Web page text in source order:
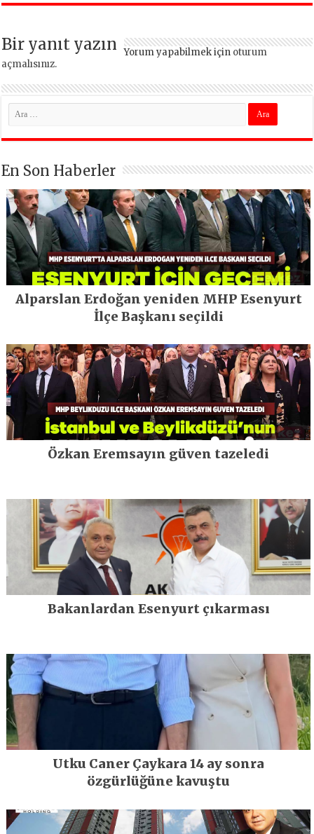
ara vermeden
Bir yanıt yazın Yorum yapabilmek için oturum
açmalısınız.
En Son Haberler
Alparslan Erdoğan yeniden MHP Esenyurt
İlçe Başkanı seçildi
Özkan Eremsayın güven tazeledi
Bakanlardan Esenyurt çıkarması
Utku Caner Çaykara 14 ay sonra
özgürlüğüne kavuştu